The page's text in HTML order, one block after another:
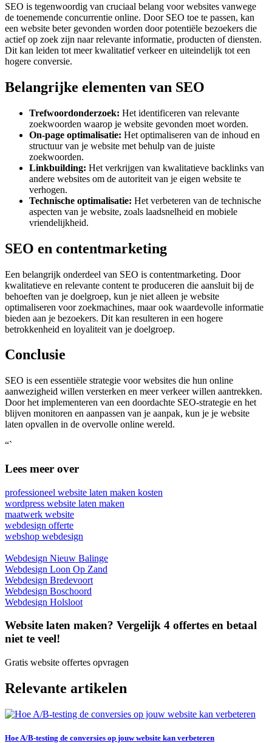
SEO is tegenwoordig van cruciaal belang voor websites vanwege
de toenemende concurrentie online. Door SEO toe te passen, kan
een website beter gevonden worden door potentiële bezoekers die
actief op zoek zijn naar relevante informatie, producten of diensten.
Dit kan leiden tot meer kwalitatief verkeer en uiteindelijk tot een
hogere conversie.
Belangrijke elementen van SEO
Trefwoordonderzoek: Het identificeren van relevante
zoekwoorden waarop je website gevonden moet worden.
On-page optimalisatie: Het optimaliseren van de inhoud en
structuur van je website met behulp van de juiste
zoekwoorden.
Linkbuilding: Het verkrijgen van kwalitatieve backlinks van
andere websites om de autoriteit van je eigen website te
verhogen.
Technische optimalisatie: Het verbeteren van de technische
aspecten van je website, zoals laadsnelheid en mobiele
vriendelijkheid.
SEO en contentmarketing
Een belangrijk onderdeel van SEO is contentmarketing. Door
kwalitatieve en relevante content te produceren die aansluit bij de
behoeften van je doelgroep, kun je niet alleen je website
optimaliseren voor zoekmachines, maar ook waardevolle informatie
bieden aan je bezoekers. Dit kan resulteren in een hogere
betrokkenheid en loyaliteit van je doelgroep.
Conclusie
SEO is een essentiële strategie voor websites die hun online
aanwezigheid willen versterken en meer verkeer willen aantrekken.
Door het implementeren van een doordachte SEO-strategie en het
blijven monitoren en aanpassen van je aanpak, kun je je website
laten opvallen in de overvolle online wereld.
“`
Lees meer over
professioneel website laten maken kosten
wordpress website laten maken
maatwerk website
webdesign offerte
webshop webdesign
Webdesign Nieuw Balinge
Webdesign Loon Op Zand
Webdesign Bredevoort
Webdesign Boschoord
Webdesign Holsloot
Website laten maken? Vergelijk 4 offertes en betaal
niet te veel!
Gratis website offertes opvragen
Relevante artikelen
Hoe A/B-testing de conversies op jouw website kan verbeteren